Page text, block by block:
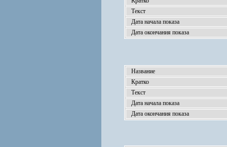
Текст
Дата начала показа
Дата окончания показа
Название
Кратко
Текст
Дата начала показа
Дата окончания показа